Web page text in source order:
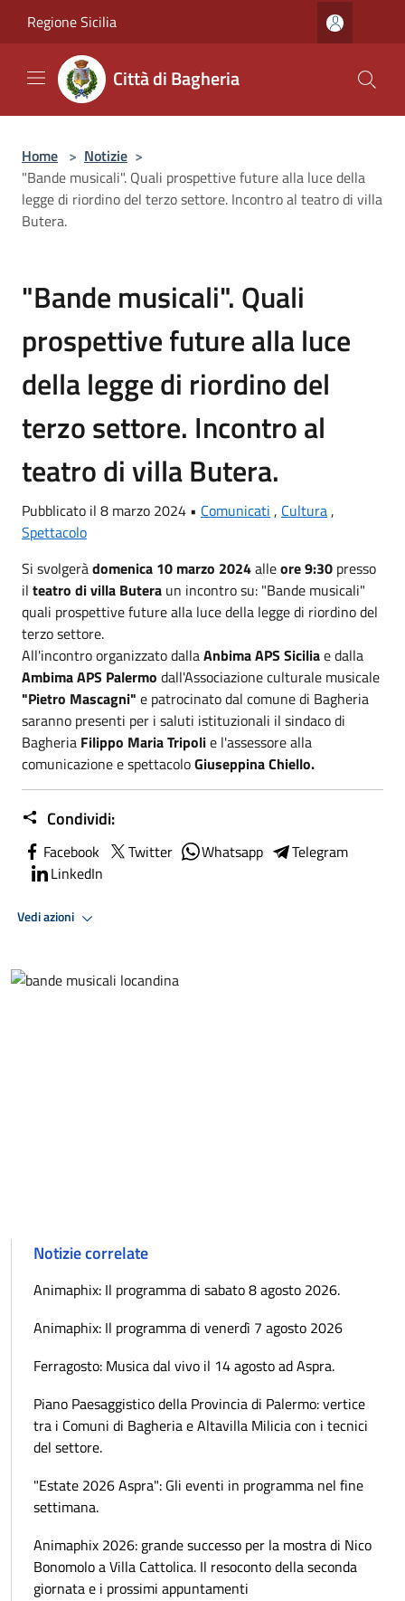
Regione Sicilia
Città di Bagheria
Home > Notizie >
"Bande musicali". Quali prospettive future alla luce della
legge di riordino del terzo settore. Incontro al teatro di villa
Butera.
"Bande musicali". Quali
prospettive future alla luce
della legge di riordino del
terzo settore. Incontro al
teatro di villa Butera.
Pubblicato il 8 marzo 2024 • Comunicati , Cultura ,
Spettacolo
Si svolgeràdomenica 10 marzo 2024alleore 9:30 presso
il teatro di villa Butera un incontro su: "Bande musicali"
quali prospettive future alla luce della legge di riordino del
terzo settore.
All'incontro organizzato dallaAnbima APS Siciliae dalla
Ambima APS Palermo dall'Associazione culturale musicale
"Pietro Mascagni" e patrocinato dal comune di Bagheria
saranno presenti per i saluti istituzionali il sindaco di
Bagheria Filippo Maria Tripolie l'assessore alla
comunicazione e spettacoloGiuseppina Chiello.
Condividi:
Facebook Twitter Whatsapp
Telegram
LinkedIn
Vedi azioni
Notizie correlate
Animaphix: Il programma di sabato 8 agosto 2026.
Animaphix: Il programma di venerdì 7 agosto 2026
Ferragosto: Musica dal vivo il 14 agosto ad Aspra.
Piano Paesaggistico della Provincia di Palermo: vertice
tra i Comuni di Bagheria e Altavilla Milicia con i tecnici
del settore.
"Estate 2026 Aspra": Gli eventi in programma nel fine
settimana.
Animaphix 2026: grande successo per la mostra di Nico
Bonomolo a Villa Cattolica. Il resoconto della seconda
giornata e i prossimi appuntamenti